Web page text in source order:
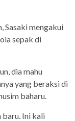
Sasaki mengakui
sepak di
dia mahu
yang beraksi di
baharu.
baru. Ini kali